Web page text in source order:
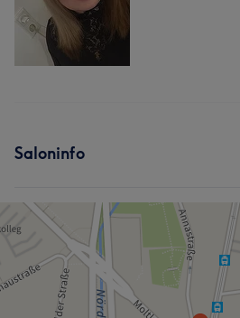
Saloninfo